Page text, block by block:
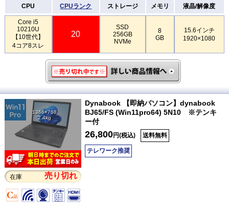
CPU CPUランク ストレージ メモリ 液晶/解像度
Core i5
10210U
【10世代】
4コア8スレ
20
SSD
256GB
NVMe
8
GB
15.6インチ
1920×1080
1366×768
2.4kg
在庫 売り切れ
Dynabook 【即納パソコン】dynabook
BJ65/FS (Win11pro64) 5N10 ※テンキ
ー付
26,800円(税込) 送料無料
テレワーク推奨